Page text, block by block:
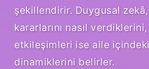
şekillendirir. Duygusal
kararlarını nasıl
etkileşimleri ise aile
dinamiklerini belirler.